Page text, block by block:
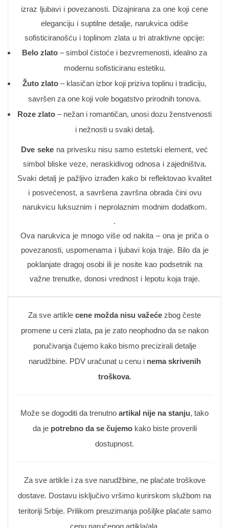
izraz ljubavi i povezanosti. Dizajnirana za one koji cene
eleganciju i suptilne detalje, narukvica odiše
sofisticiranošću i toplinom zlata u tri atraktivne opcije:
Belo zlato – simbol čistoće i bezvremenosti, idealno za
modernu sofisticiranu estetiku.
Žuto zlato – klasičan izbor koji priziva toplinu i tradiciju,
savršen za one koji vole bogatstvo prirodnih tonova.
Roze zlato – nežan i romantičan, unosi dozu ženstvenosti
i nežnosti u svaki detalj.
Dve seke na privesku nisu samo estetski element, već
simbol bliske veze, neraskidivog odnosa i zajedništva.
Svaki detalj je pažljivo izrađen kako bi reflektovao kvalitet
i posvećenost, a savršena završna obrada čini ovu
narukvicu luksuznim i neprolaznim modnim dodatkom.
.
Ova narukvica je mnogo više od nakita – ona je priča o
povezanosti, uspomenama i ljubavi koja traje. Bilo da je
poklanjate dragoj osobi ili je nosite kao podsetnik na
važne trenutke, donosi vrednost i lepotu koja traje.
Za sve artikle cene možda nisu važeće zbog česte
promene u ceni zlata, pa je zato neophodno da se nakon
poručivanja čujemo kako bismo precizirali detalje
narudžbine. PDV uračunat u cenu i nema skrivenih
troškova.
Može se dogoditi da trenutno artikal nije na stanju, tako
da je potrebno da se čujemokako biste proverili
dostupnost.
Za sve artikle i za sve narudžbine, ne plaćate troškove
dostave. Dostavu isključivo vršimo kurirskom službom na
teritoriji Srbije. Prilikom preuzimanja pošiljke plaćate samo
cenu naručenog artikla/ala.